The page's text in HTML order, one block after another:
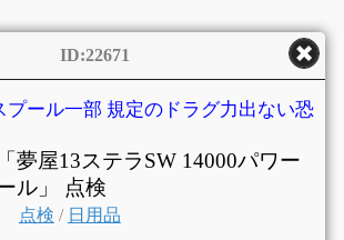
ID:22671
プール一部 規定のドラグ力出ない恐
夢屋13ステラSW 14000パワー
ル」 点検
点検 / 日用品